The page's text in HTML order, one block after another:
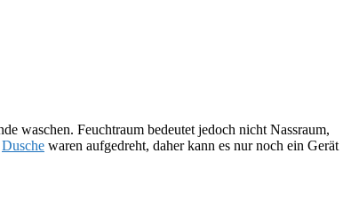
waschen. Feuchtraum bedeutet jedoch nicht Nassraum,
Dusche waren aufgedreht, daher kann es nur noch ein Gerät